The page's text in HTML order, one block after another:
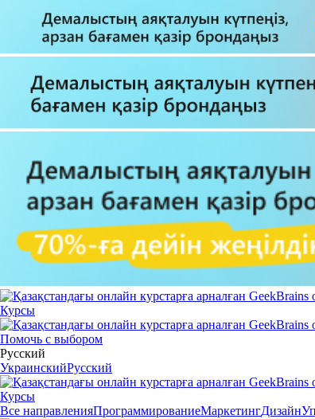
Курсы
Помочь с выбором
Русский
УкраинскийРусский
Курсы
Все направленияПрограммированиеМаркетингДизайн